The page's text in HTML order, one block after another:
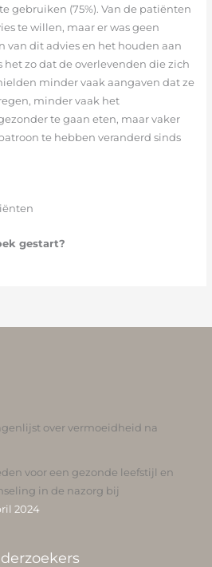
gebruiken (75%). Van de patiënten
te willen, maar er was geen
van dit advies en het houden aan
het zo dat de overlevenden die zich
minder vaak aangaven dat ze
minder vaak het
te gaan eten, maar vaker
te hebben veranderd sinds
gestart?
over vermoeidheid na
voor een gezonde leefstijl en
in de nazorg bij
2024